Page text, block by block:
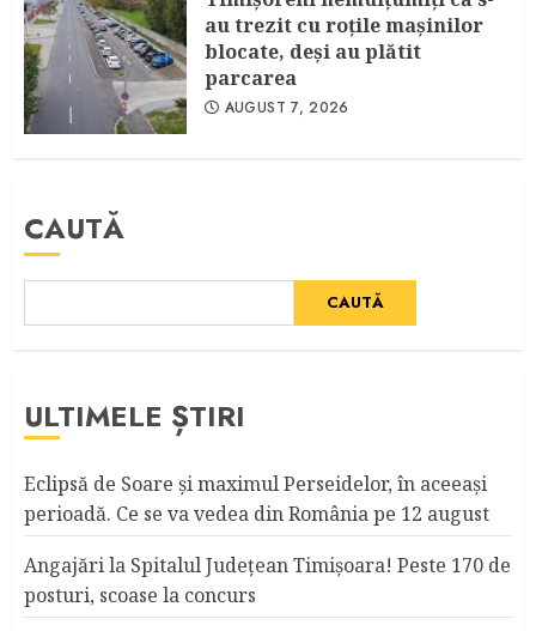
au trezit cu roţile maşinilor
blocate, deşi au plătit
parcarea
AUGUST 7, 2026
CAUTĂ
CAUTĂ
ULTIMELE ȘTIRI
Eclipsă de Soare și maximul Perseidelor, în aceeași
perioadă. Ce se va vedea din România pe 12 august
Angajări la Spitalul Judeţean Timişoara! Peste 170 de
posturi, scoase la concurs